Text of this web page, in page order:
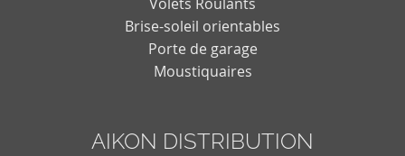
Brise-soleil orientables
Porte de garage
Moustiquaires
AIKON DISTRIBUTION